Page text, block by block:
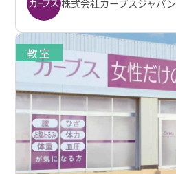
株式会社カーブスジャパン
教室